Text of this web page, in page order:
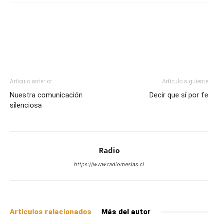
Artículo anterior
Nuestra comunicación
silenciosa
Artículo siguiente
Decir que sí por fe
Radio
https://www.radiomesias.cl
Artículos relacionados Más del autor